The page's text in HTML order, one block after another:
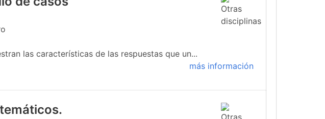
las características de las respuestas que un...
más información